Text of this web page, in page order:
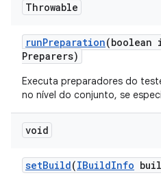
Throwable
runPreparation(boolean
Preparers)
Executa preparadores do
no nível do conjunto, se
void
setBuild(IBuildInfo